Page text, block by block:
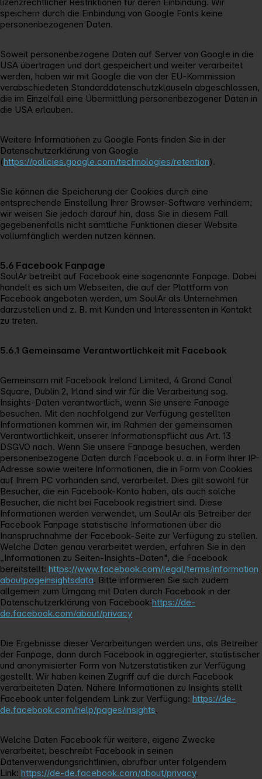
speichern durch die Einbindung von Google Fonts keine
personenbezogenen Daten.
Soweit personenbezogene Daten auf Server von Google in die
USA übertragen und dort gespeichert und weiter verarbeitet
werden, haben wir mit Google die von der EU-Kommission
verabschiedeten Standarddatenschutzklauseln abgeschlossen,
die im Einzelfall eine Übermittlung personenbezogener Daten in
die USA erlauben.
Weitere Informationen zu Google Fonts finden Sie in der
Datenschutzerklärung von Google
(https://policies.google.com/technologies/retention).
Sie können die Speicherung der Cookies durch eine
entsprechende Einstellung Ihrer Browser-Software verhindern;
wir weisen Sie jedoch darauf hin, dass Sie in diesem Fall
gegebenenfalls nicht sämtliche Funktionen dieser Website
vollumfänglich werden nutzen können.
5.6 Facebook Fanpage
SoulAr betreibt auf Facebook eine sogenannte Fanpage. Dabei
handelt es sich um Webseiten, die auf der Plattform von
Facebook angeboten werden, um SoulAr als Unternehmen
darzustellen und z. B. mit Kunden und Interessenten in Kontakt
zu treten.
5.6.1 Gemeinsame Verantwortlichkeit mit Facebook
Gemeinsam mit Facebook Ireland Limited, 4 Grand Canal
Square, Dublin 2, Irland sind wir für die Verarbeitung sog.
Insights-Daten verantwortlich, wenn Sie unsere Fanpage
besuchen. Mit den nachfolgend zur Verfügung gestellten
Informationen kommen wir, im Rahmen der gemeinsamen
Verantwortlichkeit, unserer Informationspflicht aus Art. 13
DSGVO nach. Wenn Sie unsere Fanpage besuchen, werden
personenbezogene Daten durch Facebook u. a. in Form Ihrer IP-
Adresse sowie weitere Informationen, die in Form von Cookies
auf Ihrem PC vorhanden sind, verarbeitet. Dies gilt sowohl für
Besucher, die ein Facebook-Konto haben, als auch solche
Besucher, die nicht bei Facebook registriert sind. Diese
Informationen werden verwendet, um SoulAr als Betreiber der
Facebook Fanpage statistische Informationen über die
Inanspruchnahme der Facebook-Seite zur Verfügung zu stellen.
Welche Daten genau verarbeitet werden, erfahren Sie in den
„Informationen zu Seiten-Insights-Daten", die Facebook
bereitstellt: https://www.facebook.com/legal/terms/information
aboutpageinsightsdata. Bitte informieren Sie sich zudem
allgemein zum Umgang mit Daten durch Facebook in der
Datenschutzerklärung von Facebook:https://de-
de.facebook.com/about/privacy
Die Ergebnisse dieser Verarbeitungen werden uns, als Betreiber
der Fanpage, dann durch Facebook in aggregierter, statistischer
und anonymisierter Form von Nutzerstatistiken zur Verfügung
gestellt. Wir haben keinen Zugriff auf die durch Facebook
verarbeiteten Daten. Nähere Informationen zu Insights stellt
Facebook unter folgendem Link zur Verfügung: https://de-
de.facebook.com/help/pages/insights.
Welche Daten Facebook für weitere, eigene Zwecke
verarbeitet, beschreibt Facebook in seinen
Datenverwendungsrichtlinien, abrufbar unter folgendem
Link: https://de-de.facebook.com/about/privacy.